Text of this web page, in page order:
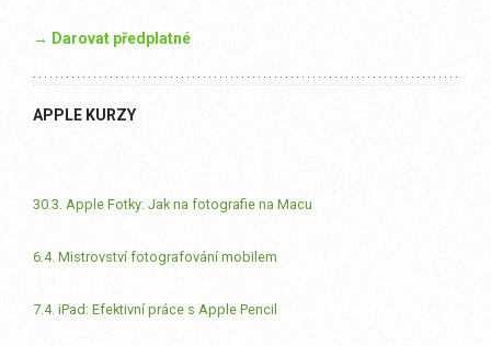
→ Darovat předplatné
APPLE KURZY
30.3. Apple Fotky: Jak na fotografie na Macu
6.4. Mistrovství fotografování mobilem
7.4. iPad: Efektivní práce s Apple Pencil